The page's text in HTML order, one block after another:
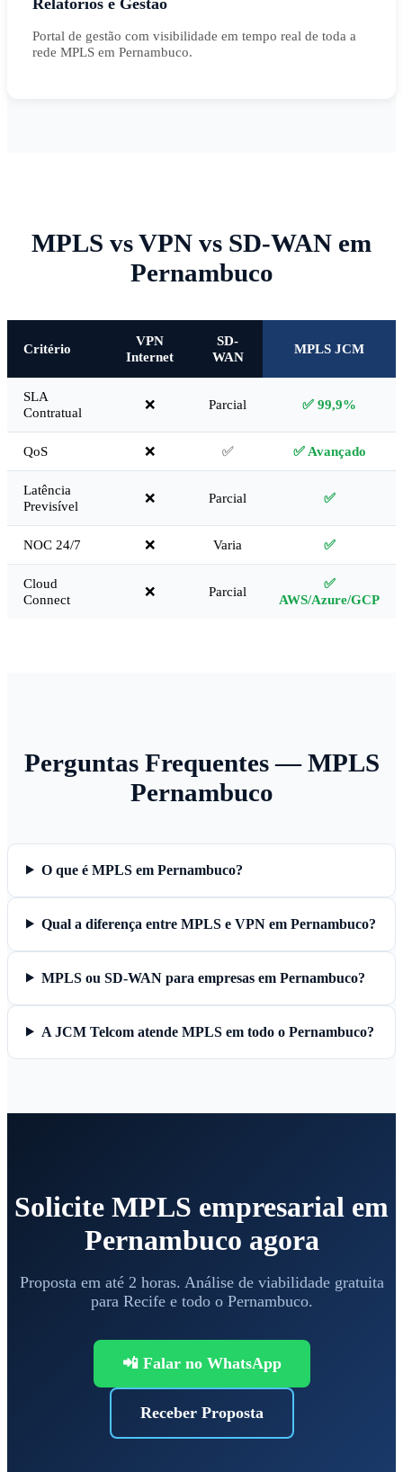
Relatórios e Gestão
Portal de gestão com visibilidade em tempo real de toda a
rede MPLS em Pernambuco.
MPLS vs VPN vs SD-WAN em
Pernambuco
Critério
VPN
Internet
SD-
WAN
MPLS JCM
SLA
Contratual
❌ Parcial ✅ 99,9%
QoS ❌ ✅ ✅ Avançado
Latência
Previsível
❌ Parcial ✅
NOC 24/7 ❌ Varia ✅
Cloud
Connect
❌ Parcial
✅
AWS/Azure/GCP
Perguntas Frequentes — MPLS
Pernambuco
O que é MPLS em Pernambuco?
Qual a diferença entre MPLS e VPN em Pernambuco?
MPLS ou SD-WAN para empresas em Pernambuco?
A JCM Telcom atende MPLS em todo o Pernambuco?
Solicite MPLS empresarial em
Pernambuco agora
Proposta em até 2 horas. Análise de viabilidade gratuita
para Recife e todo o Pernambuco.
📲 Falar no WhatsApp
Receber Proposta